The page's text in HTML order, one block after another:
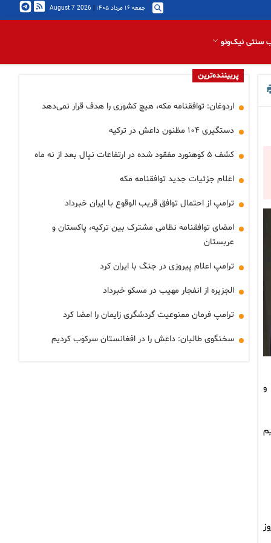
جمعه ۱۶ مرداد ۱۴۰۵ |
2026 August 7
سنتی نیک‌ونو
و
پربیننده‌ترین
اردوغان: توافقنامه مکه، هیچ کشوری را هدف قرار نمی‌دهد
دستگیری ۱۰۴ مظنون داعش در ترکیه
کشف ۵ کوهنورد مفقود شده در ارتفاعات نپال بعد از نه ماه
اعلام جزئیات جدید توافقنامه مکه
ترامپ از احتمال توافق قریب الوقوع با ایران خبرداد
امضای توافقنامه نظامی مشترک بین ترکیه، پاکستان و
عربستان
ترامپ اعلام پیروزی در جنگ با ایران کرد
الجزیره از انفجار مهیب در مسکو خبرداد
ترامپ فرمان ممنوعیت گردشگری زایمان را امضا کرد
سخنگوی طالبان: داعش را در افغانستان سرکوب کردیم